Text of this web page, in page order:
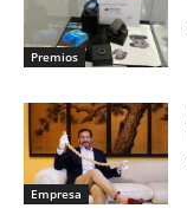
Premios
Empresa